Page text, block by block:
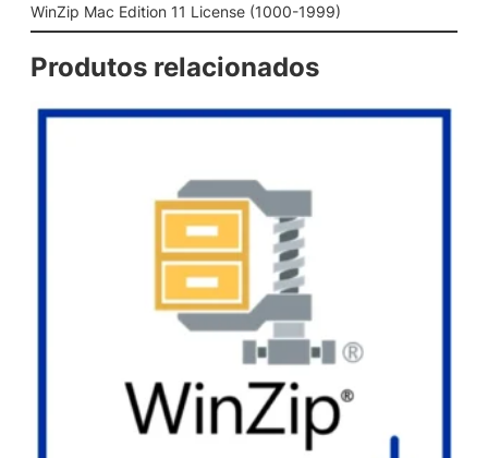
WinZip Mac Edition 11 License (1000-1999)
Produtos relacionados